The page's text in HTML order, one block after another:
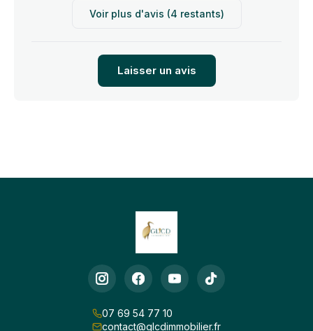
Voir plus d'avis (4 restants)
Laisser un avis
07 69 54 77 10
contact@glcdimmobilier.fr